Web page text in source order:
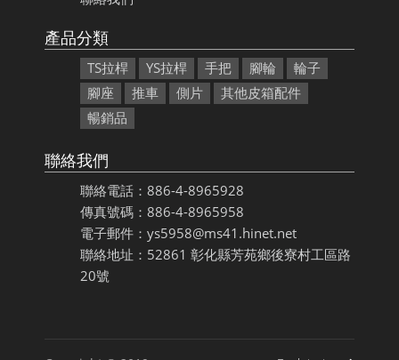
產品分類
TS拉桿 YS拉桿 手把 腳輪
輪子
腳座
推車 側片
其他皮箱配件
暢銷品
聯絡我們
聯絡電話：886-4-8965928
傳真號碼：886-4-8965958
電子郵件：ys5958@ms41.hinet.net
聯絡地址：52861 彰化縣芳苑鄉後寮村工區路
20號